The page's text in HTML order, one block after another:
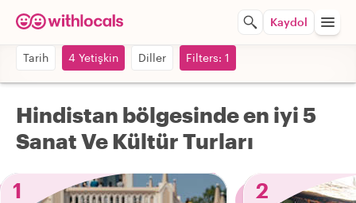
Kaydol
Tarih 4 Yetişkin Diller Filters: 1
Hindistan bölgesinde en iyi 5
Sanat Ve Kültür Turları
1
2